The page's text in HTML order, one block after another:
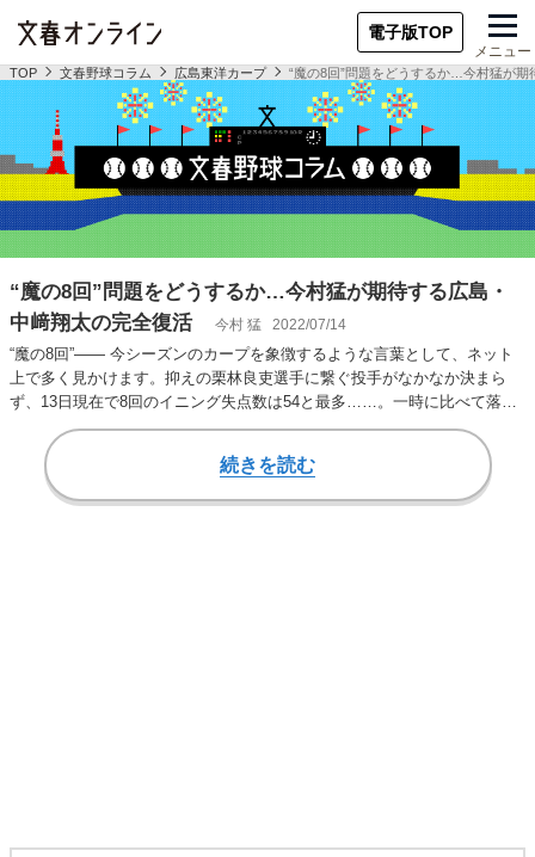
電子版TOP
メニュー
TOP 文春野球コラム 広島東洋カープ “魔の8回”問題をどうするか…今村猛が
“魔の8回”問題をどうするか…今村猛が期待する広島・
中﨑翔太の完全復活
今村 猛 2022/07/14
“魔の8回”―― 今シーズンのカープを象徴するような言葉として、ネット
上で多く見かけます。抑えの栗林良吏選手に繋ぐ投手がなかなか決まら
ず、13日現在で8回のイニング失点数は54と最多……。一時に比べて落ち
着いてはきま…
続きを読む